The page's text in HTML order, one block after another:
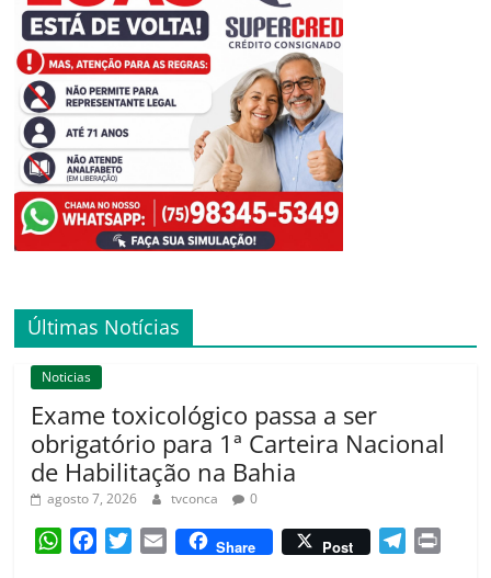
Últimas Notícias
Noticias
Exame toxicológico passa a ser
obrigatório para 1ª Carteira Nacional
de Habilitação na Bahia
agosto 7, 2026 tvconca 0
W
Share Post